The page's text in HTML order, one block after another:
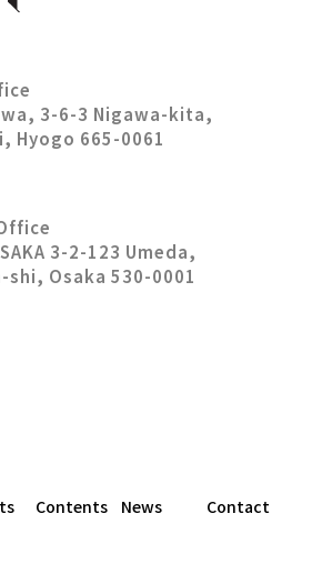
3-6-3 Nigawa-kita,
Hyogo 665-0061
3-2-123 Umeda,
Osaka 530-0001
Contents News Contact